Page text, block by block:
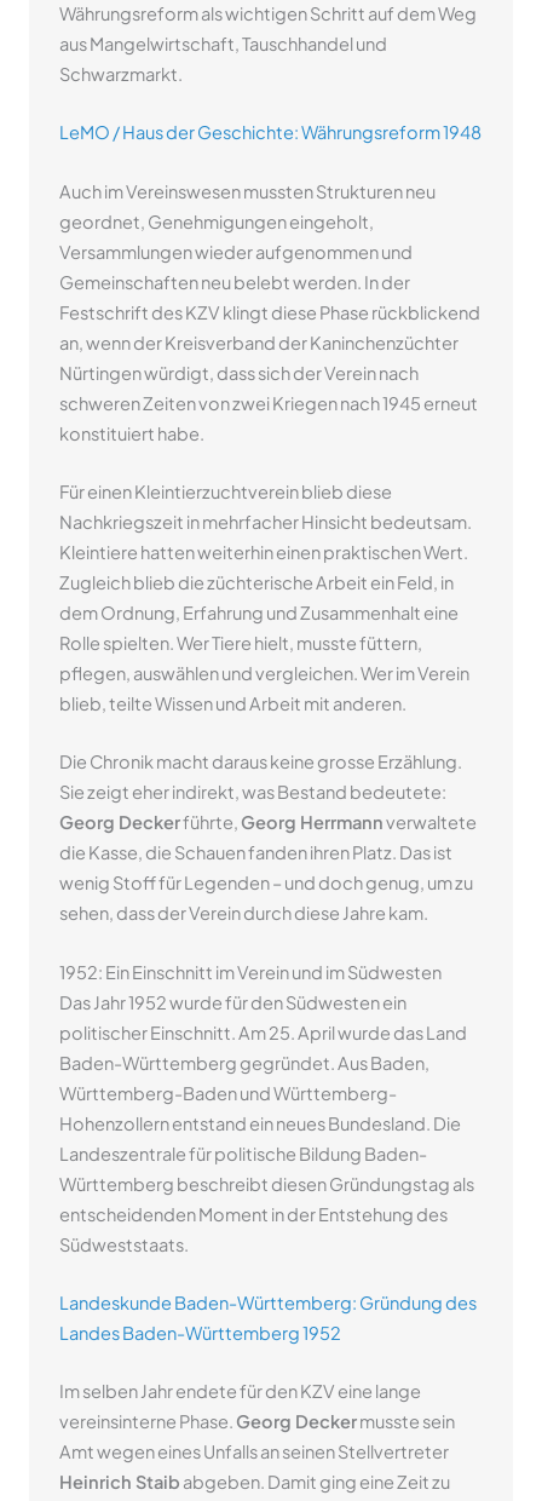
Währungsreform als wichtigen Schritt auf dem Weg
aus Mangelwirtschaft, Tauschhandel und
Schwarzmarkt.
LeMO / Haus der Geschichte: Währungsreform 1948
Auch im Vereinswesen mussten Strukturen neu
geordnet, Genehmigungen eingeholt,
Versammlungen wieder aufgenommen und
Gemeinschaften neu belebt werden. In der
Festschrift des KZV klingt diese Phase rückblickend
an, wenn der Kreisverband der Kaninchenzüchter
Nürtingen würdigt, dass sich der Verein nach
schweren Zeiten von zwei Kriegen nach 1945 erneut
konstituiert habe.
Für einen Kleintierzuchtverein blieb diese
Nachkriegszeit in mehrfacher Hinsicht bedeutsam.
Kleintiere hatten weiterhin einen praktischen Wert.
Zugleich blieb die züchterische Arbeit ein Feld, in
dem Ordnung, Erfahrung und Zusammenhalt eine
Rolle spielten. Wer Tiere hielt, musste füttern,
pflegen, auswählen und vergleichen. Wer im Verein
blieb, teilte Wissen und Arbeit mit anderen.
Die Chronik macht daraus keine grosse Erzählung.
Sie zeigt eher indirekt, was Bestand bedeutete:
Georg Deckerführte, Georg Herrmannverwaltete
die Kasse, die Schauen fanden ihren Platz. Das ist
wenig Stoff für Legenden – und doch genug, um zu
sehen, dass der Verein durch diese Jahre kam.
1952: Ein Einschnitt im Verein und im Südwesten
Das Jahr 1952 wurde für den Südwesten ein
politischer Einschnitt. Am 25. April wurde das Land
Baden-Württemberg gegründet. Aus Baden,
Württemberg-Baden und Württemberg-
Hohenzollern entstand ein neues Bundesland. Die
Landeszentrale für politische Bildung Baden-
Württemberg beschreibt diesen Gründungstag als
entscheidenden Moment in der Entstehung des
Südweststaats.
Landeskunde Baden-Württemberg: Gründung des
Landes Baden-Württemberg 1952
Im selben Jahr endete für den KZV eine lange
vereinsinterne Phase. Georg Deckermusste sein
Amt wegen eines Unfalls an seinen Stellvertreter
Heinrich Staib abgeben. Damit ging eine Zeit zu